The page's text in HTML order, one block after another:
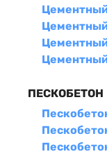
ПЕСКОБЕТОН